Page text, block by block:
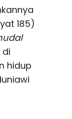
185)
hidup